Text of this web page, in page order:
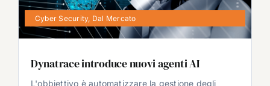
Cyber Security, Dal Mercato
Dynatrace introduce nuovi agenti AI
L'obbiettivo è automatizzare la gestione degli